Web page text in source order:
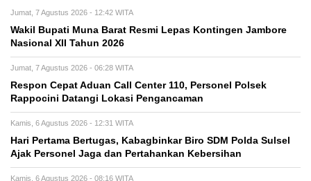
Jumat, 7 Agustus 2026 - 12:42 WITA
Wakil Bupati Muna Barat Resmi Lepas Kontingen Jambore
Nasional XII Tahun 2026
Jumat, 7 Agustus 2026 - 06:28 WITA
Respon Cepat Aduan Call Center 110, Personel Polsek
Rappocini Datangi Lokasi Pengancaman
Kamis, 6 Agustus 2026 - 12:31 WITA
Hari Pertama Bertugas, Kabagbinkar Biro SDM Polda Sulsel
Ajak Personel Jaga dan Pertahankan Kebersihan
Kamis, 6 Agustus 2026 - 08:16 WITA